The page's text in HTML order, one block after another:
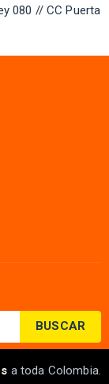
080 // CC Puerta
BUSCAR
a toda Colombia.